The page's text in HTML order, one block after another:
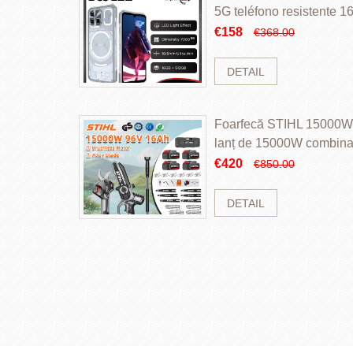
5G teléfono resistente
ROM Mediatek
€158 €368.00
DETAIL
Foarfecă STIHL
lanț de 15000W
perii și baterie cu li
€420 €850.00
DETAIL